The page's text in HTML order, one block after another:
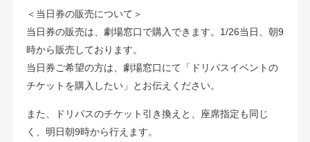
＜当日券の販売について＞
当日券の販売は、劇場窓口で購入できます。1/26当日、朝9
時から販売しております。
当日券ご希望の方は、劇場窓口にて「ドリパスイベントの
チケットを購入したい」とお伝えください。
また、ドリパスのチケット引き換えと、座席指定も同じ
く、明日朝9時から行えます。